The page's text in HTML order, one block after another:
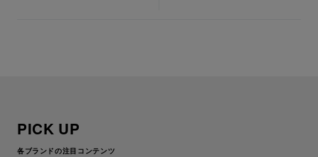
PICK UP
各ブランドの注目コンテンツ